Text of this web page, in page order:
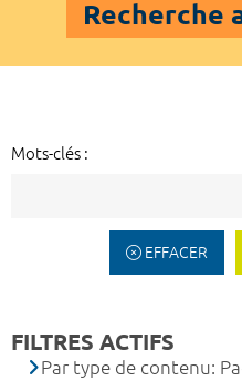
Recherche
Mots-clés :
EFFACER
FILTRES ACTIFS
Par type de contenu: